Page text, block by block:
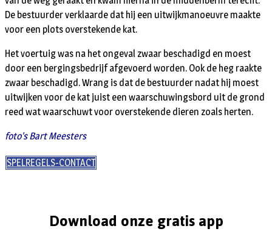
De bestuurder verklaarde dat hij een uitwijkmanoeuvre maakte
voor een plots overstekende kat.
Het voertuig was na het ongeval zwaar beschadigd en moest
door een bergingsbedrijf afgevoerd worden. Ook de heg raakte
zwaar beschadigd. Wrang is dat de bestuurder nadat hij moest
uitwijken voor de kat juist een waarschuwingsbord uit de grond
reed wat waarschuwt voor overstekende dieren zoals herten.
foto’s Bart Meesters
SPELREGELS-CONTACT
Download onze gratis app